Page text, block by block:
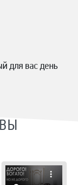
для вас день